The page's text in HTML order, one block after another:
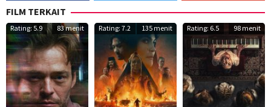
FILM TERKAIT
Rating: 5.9 83 menit Rating: 7.2 135 menit Rating: 6.5 98 menit